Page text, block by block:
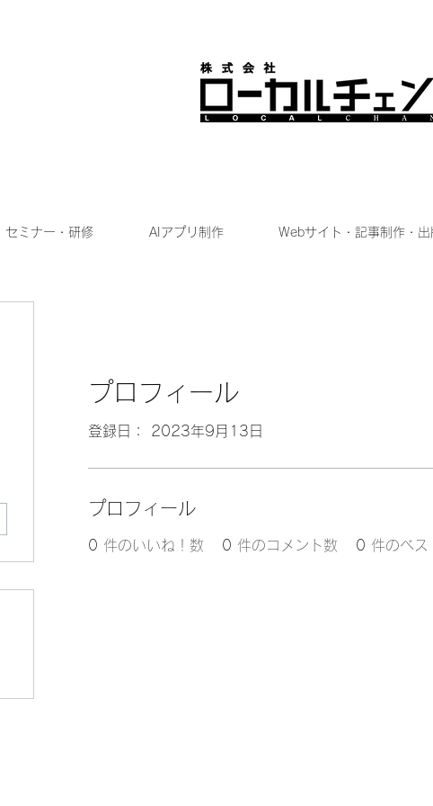
セミナー・研修 AIアプリ制作 Webサイト・記事制作・出
プロフィール
登録日： 2023年9月13日
プロフィール
0 件のいいね！数 0 件のコメント数 0 件のベス